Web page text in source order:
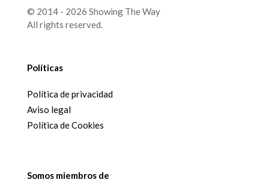
© 2014 - 2026 Showing The Way
All rights reserved.
Políticas
Política de privacidad
Aviso legal
Política de Cookies
Somos miembros de